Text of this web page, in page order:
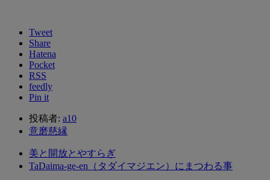
Tweet
Share
Hatena
Pocket
RSS
feedly
Pin it
投稿者: a10
意磨慈縁
美と開放とやすらぎ
TaDaima-ge-en（タダイマジエン）にまつわる事